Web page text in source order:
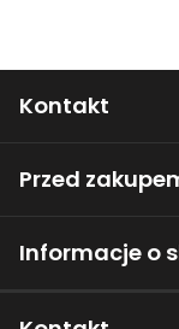
Kontakt
Przed
Informacje o